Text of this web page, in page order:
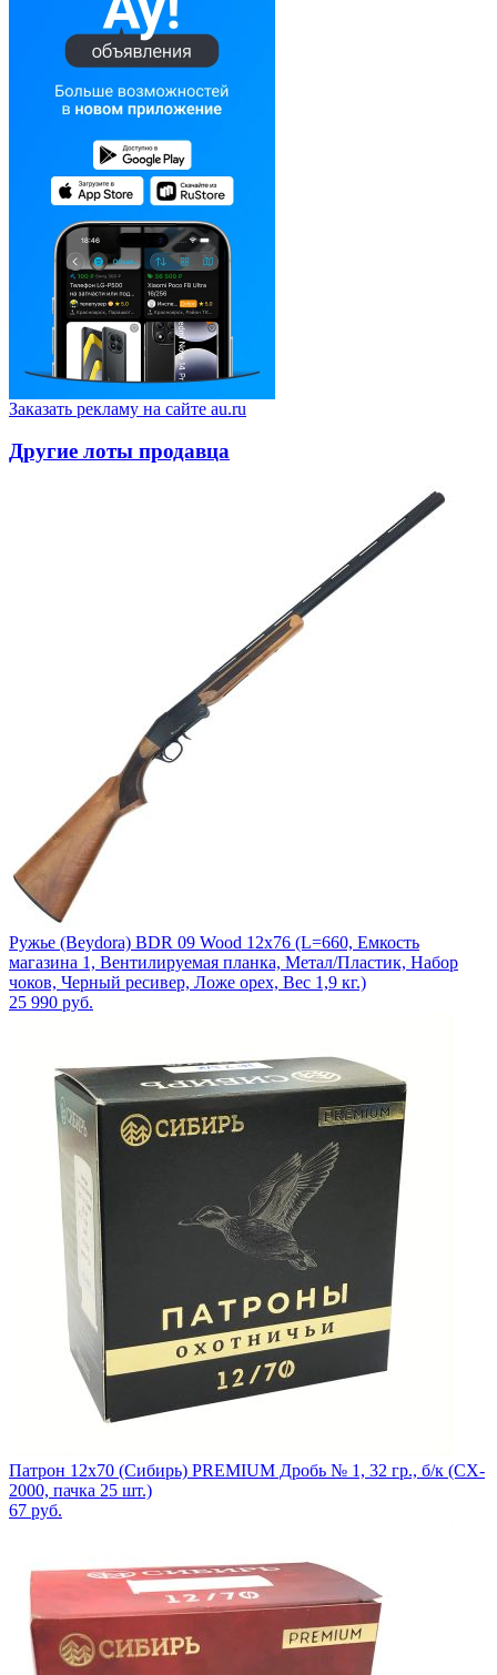
Заказать рекламу на сайте au.ru
Другие лоты продавца
Ружье (Beydora) BDR 09 Wood 12х76 (L=660, Емкость
магазина 1, Вентилируемая планка, Метал/Пластик, Набор
чоков, Черный ресивер, Ложе орех, Вес 1,9 кг.)
25 990 руб.
Патрон 12x70 (Сибирь) PREMIUM Дробь № 1, 32 гр., б/к (CX-
2000, пачка 25 шт.)
67 руб.